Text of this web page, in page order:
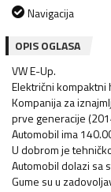
Navigacija
OPIS OGLASA
VW E-Up.
Električni kompaktni
Kompanija za
prve generacije
Automobil ima
U dobrom je
Automobil dolazi sa
Gume su u